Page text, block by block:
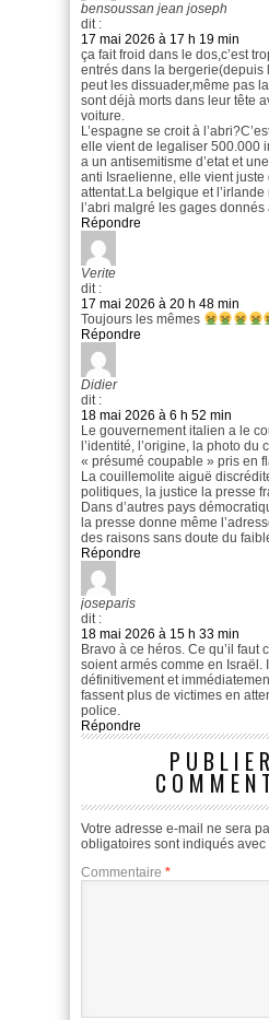
bensoussan jean joseph
dit :
17 mai 2026 à 17 h 19 min
ça fait froid dans le dos,c’est
entrés dans la bergerie(depuis
peut les dissuader,même pas
sont déjà morts dans leur tête
voiture.
L’espagne se croit à
elle vient de legaliser 500.000
a un antisemitisme d’etat et
anti Israelienne, elle vient juste
attentat.La belgique et
l’abri malgré les gages
Répondre
Verite
dit :
17 mai 2026 à 20 h 48 min
Toujours les mêmes
Répondre
Didier
dit :
18 mai 2026 à 6 h 52 min
Le gouvernement italien a le
l’identité, l’origine, la photo du
« présumé coupable » pris en
La couillemolite aiguë
politiques, la justice la presse
Dans d’autres pays
la presse donne même
des raisons sans doute du
Répondre
joseparis
dit :
18 mai 2026 à 15 h 33 min
Bravo à ce héros. Ce qu’il faut
soient armés comme en Israël.
définitivement et
fassent plus de victimes en
police.
Répondre
Votre adresse e-mail ne sera
obligatoires sont indiqués avec
Commentaire *